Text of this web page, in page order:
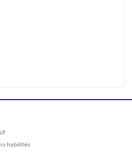
habilités